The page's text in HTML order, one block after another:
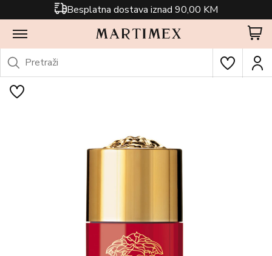
Besplatna dostava iznad 90,00 KM